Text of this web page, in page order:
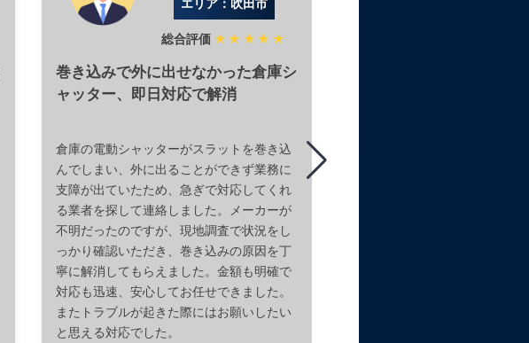
総合評価 ★★★★★
巻き込みで外に出せなかった倉庫シ
ャッター、即日対応で解消
倉庫の電動シャッターがスラットを巻き込
んでしまい、外に出ることができず業務に
支障が出ていたため、急ぎで対応してくれ
る業者を探して連絡しました。メーカーが
不明だったのですが、現地調査で状況をし
っかり確認いただき、巻き込みの原因を丁
寧に解消してもらえました。金額も明確で
対応も迅速、安心してお任せできました。
またトラブルが起きた際にはお願いしたい
と思える対応でした。